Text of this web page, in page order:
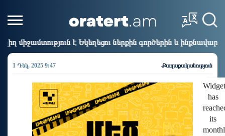
ներքին գործերին և ինքնավարությանը.
1 Դեկ, 2025 9:47 Քաղաքականություն
Widget
has
its